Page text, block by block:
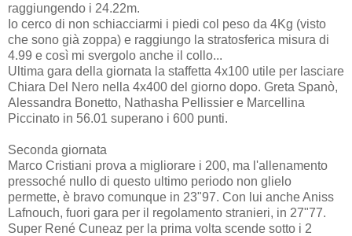
raggiungendo i 24.22m.
Io cerco di non schiacciarmi i piedi col peso da 4Kg (visto
che sono già zoppa) e raggiungo la stratosferica misura di
4.99 e così mi svergolo anche il collo...
Ultima gara della giornata la staffetta 4x100 utile per lasciare
Chiara Del Nero nella 4x400 del giorno dopo. Greta Spanò,
Alessandra Bonetto, Nathasha Pellissier e Marcellina
Piccinato in 56.01 superano i 600 punti.
Seconda giornata
Marco Cristiani prova a migliorare i 200, ma l'allenamento
pressoché nullo di questo ultimo periodo non glielo
permette, è bravo comunque in 23"97. Con lui anche Aniss
Lafnouch, fuori gara per il regolamento stranieri, in 27"77.
Super René Cuneaz per la prima volta scende sotto i 2